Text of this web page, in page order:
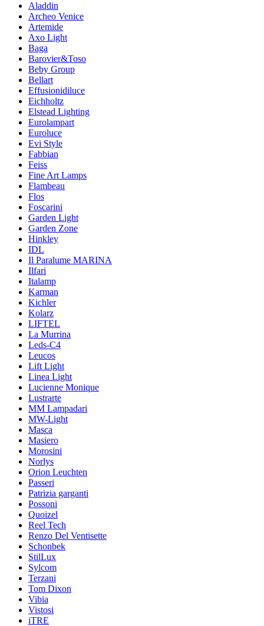
Aladdin
Archeo Venice
Artemide
Axo Light
Baga
Barovier&Toso
Beby Group
Bellart
Effusionidiluce
Eichholtz
Elstead Lighting
Eurolampart
Euroluce
Evi Style
Fabbian
Feiss
Fine Art Lamps
Flambeau
Flos
Foscarini
Garden Light
Garden Zone
Hinkley
IDL
Il Paralume MARINA
Ilfari
Italamp
Karman
Kichler
Kolarz
LIFTEL
La Murrina
Leds-C4
Leucos
Lift Light
Linea Light
Lucienne Monique
Lustrarte
MM Lampadari
MW-Light
Masca
Masiero
Morosini
Norlys
Orion Leuchten
Passeri
Patrizia garganti
Possoni
Quoizel
Reel Tech
Renzo Del Ventisette
Schonbek
StilLux
Sylcom
Terzani
Tom Dixon
Vibia
Vistosi
iTRE